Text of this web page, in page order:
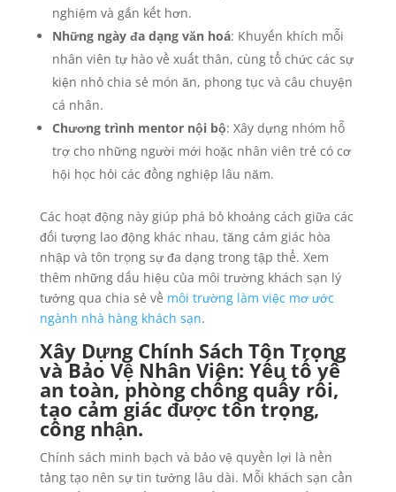
nghiệm và gắn kết hơn.
Những ngày đa dạng văn hoá: Khuyến khích mỗi
nhân viên tự hào về xuất thân, cùng tổ chức các sự
kiện nhỏ chia sẻ món ăn, phong tục và câu chuyện
cá nhân.
Chương trình mentor nội bộ: Xây dựng nhóm hỗ
trợ cho những người mới hoặc nhân viên trẻ có cơ
hội học hỏi các đồng nghiệp lâu năm.
Các hoạt động này giúp phá bỏ khoảng cách giữa các
đối tượng lao động khác nhau, tăng cảm giác hòa
nhập và tôn trọng sự đa dạng trong tập thể. Xem
thêm những dấu hiệu của môi trường khách sạn lý
tưởng qua chia sẻ về môi trường làm việc mơ ước
ngành nhà hàng khách sạn.
Xây Dựng Chính Sách Tôn Trọng
và Bảo Vệ Nhân Viên: Yếu tố về
an toàn, phòng chống quấy rối,
tạo cảm giác được tôn trọng,
công nhận.
Chính sách minh bạch và bảo vệ quyền lợi là nền
tảng tạo nên sự tin tưởng lâu dài. Mỗi khách sạn cần